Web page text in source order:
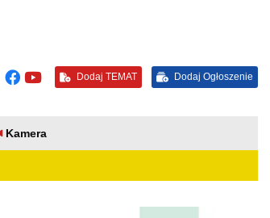
Dodaj TEMAT Dodaj Ogłoszenie
Kamera